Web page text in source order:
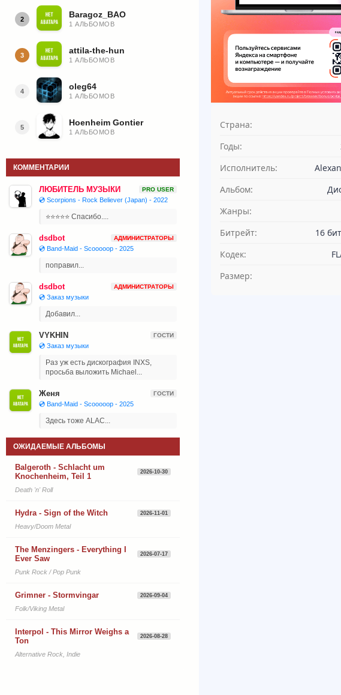
Страна:
Годы:
Исполнитель:
Альбом:
Жанры:
Битрейт:
16
Кодек:
Размер:
2 Baragoz_BAO
1 АЛЬБОМОВ
3 attila-the-hun
1 АЛЬБОМОВ
4 oleg64
1 АЛЬБОМОВ
5 Hoenheim Gontier
1 АЛЬБОМОВ
КОММЕНТАРИИ
ЛЮБИТЕЛЬ МУЗЫКИ PRO USER
💿 Scorpions - Rock Believer (Japan) - 2022
⭐⭐⭐⭐⭐ Спасибо....
dsdbot АДМИНИСТРАТОРЫ
💿 Band-Maid - Scooooop - 2025
поправил...
dsdbot АДМИНИСТРАТОРЫ
💿 Заказ музыки
Добавил...
VYKHIN ГОСТИ
💿 Заказ музыки
Раз уж есть дискография INXS,
просьба выложить Michael...
Женя ГОСТИ
💿 Band-Maid - Scooooop - 2025
Здесь тоже ALAC...
ОЖИДАЕМЫЕ АЛЬБОМЫ
Balgeroth - Schlacht um
Knochenheim, Teil 1
2026-10-30
Death 'n' Roll
Hydra - Sign of the Witch 2026-11-01
Heavy/Doom Metal
The Menzingers - Everything I
Ever Saw
2026-07-17
Punk Rock / Pop Punk
Grimner - Stormvingar 2026-09-04
Folk/Viking Metal
Interpol - This Mirror Weighs a
Ton
2026-08-28
Alternative Rock, Indie